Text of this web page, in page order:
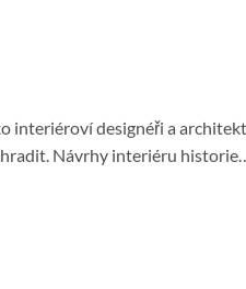
interiéroví designéři a
Návrhy interiéru